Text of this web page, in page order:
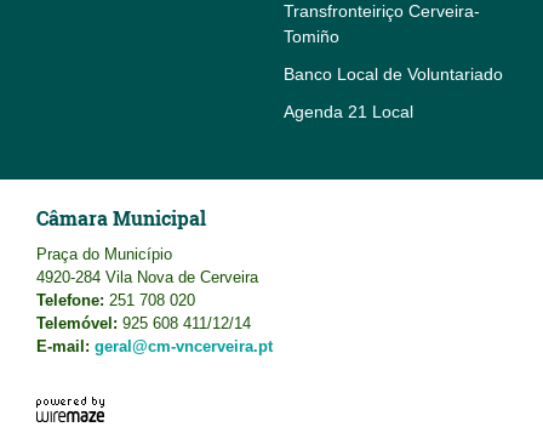
Transfronteiriço Cerveira-
Tomiño
Banco Local de Voluntariado
Agenda 21 Local
Câmara Municipal
Praça do Município
4920-284 Vila Nova de Cerveira
Telefone: 251 708 020
Telemóvel: 925 608 411/12/14
E-mail: geral@cm-vncerveira.pt